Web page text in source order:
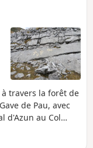
travers la forêt de
de Pau, avec
d'Azun au Col
ou des